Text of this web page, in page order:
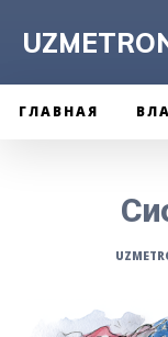
ГЛАВНАЯ